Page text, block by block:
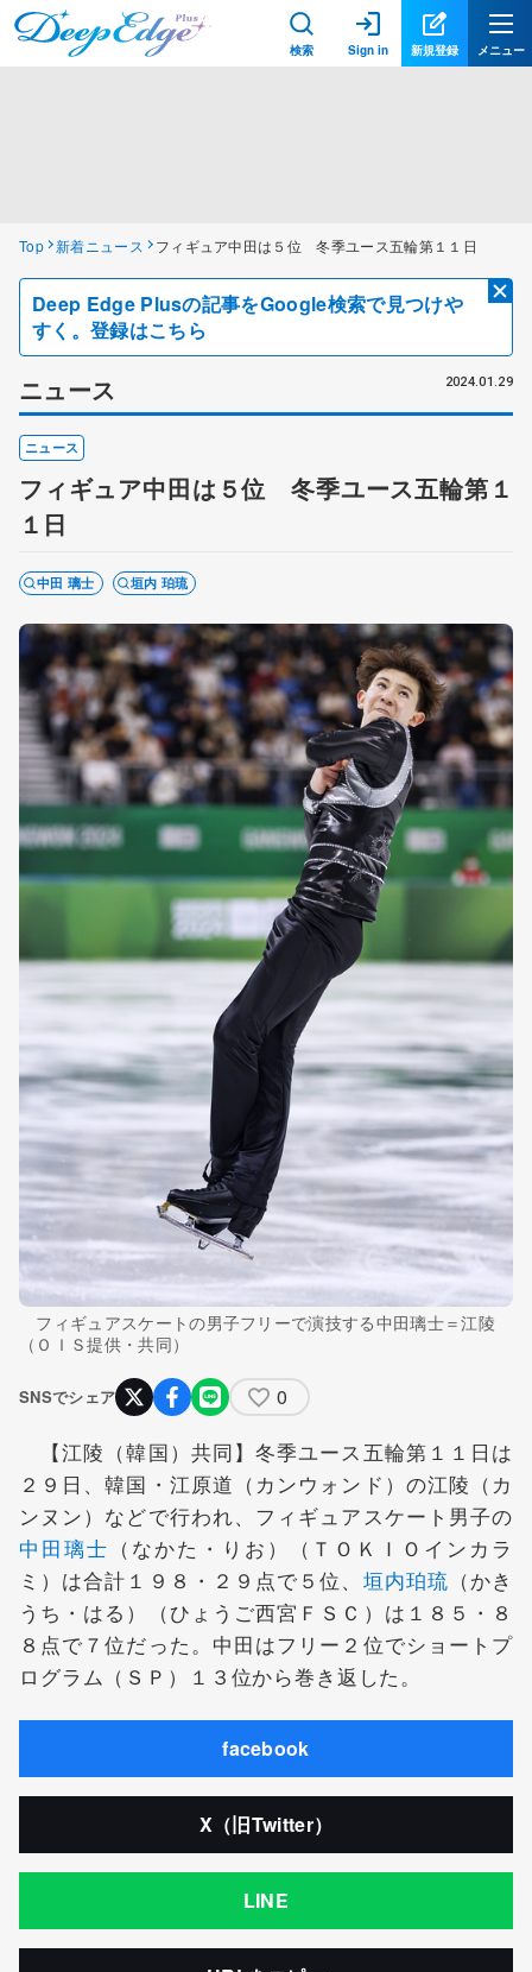
検索 Sign in 新規登録 メニュー
Top 新着ニュース フィギュア中田は５位 冬季ユース五輪第１１日
Deep Edge Plusの記事をGoogle検索で見つけや
すく。登録はこちら
ニュース 2024.01.29
ニュース
フィギュア中田は５位 冬季ユース五輪第１
１日
中田 璃士 垣内 珀琉
フィギュアスケートの男子フリーで演技する中田璃士＝江陵
（ＯＩＳ提供・共同）
SNSでシェア 0
【江陵（韓国）共同】冬季ユース五輪第１１日は
２９日、韓国・江原道（カンウォンド）の江陵（カ
ンヌン）などで行われ、フィギュアスケート男子の
中田璃士 （なかた・りお）（ＴＯＫＩＯインカラ
ミ）は合計１９８・２９点で５位、 垣内珀琉 （かき
うち・はる）（ひょうご西宮ＦＳＣ）は１８５・８
８点で７位だった。中田はフリー２位でショートプ
ログラム（ＳＰ）１３位から巻き返した。
facebook
X（旧Twitter）
LINE